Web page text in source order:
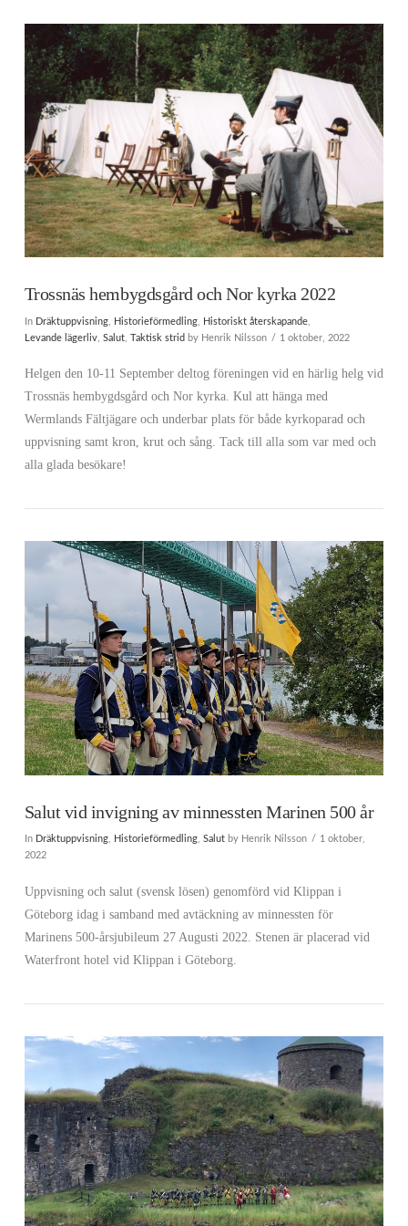
VIEW POST
Trossnäs hembygdsgård och Nor kyrka 2022
In Dräktuppvisning, Historieförmedling, Historiskt återskapande,
Levande lägerliv, Salut, Taktisk strid by Henrik Nilsson 1 oktober, 2022
Helgen den 10-11 September deltog föreningen vid en härlig helg vid
Trossnäs hembygdsgård och Nor kyrka. Kul att hänga med
Wermlands Fältjägare och underbar plats för både kyrkoparad och
uppvisning samt kron, krut och sång. Tack till alla som var med och
alla glada besökare!
VIEW POST
Salut vid invigning av minnessten Marinen 500 år
In Dräktuppvisning, Historieförmedling, Salutby Henrik Nilsson
1 oktober,
2022
Uppvisning och salut (svensk lösen) genomförd vid Klippan i
Göteborg idag i samband med avtäckning av minnessten för
Marinens 500-årsjubileum 27 Augusti 2022. Stenen är placerad vid
Waterfront hotel vid Klippan i Göteborg.